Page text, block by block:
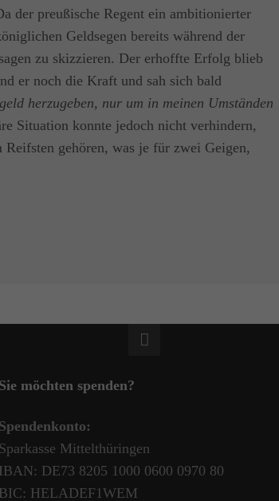
der preußische Regent ein ambitionierter
Geldsegen bereits während der
zu skizzieren. Der erhoffte Erfolg blieb
er noch die Kraft und sah sich bald
herzugeben, nur um in meinen Umständen
Situation konnte jedoch nicht verhindern,
Reifsten gehören, was je für zwei Geigen,
Sie möchten spenden?
Spendenkonto:
Sparkasse Mittelthüringen
IBAN: DE73 8205 1000 0600 0970 80
BIC: HELADEF1WEM